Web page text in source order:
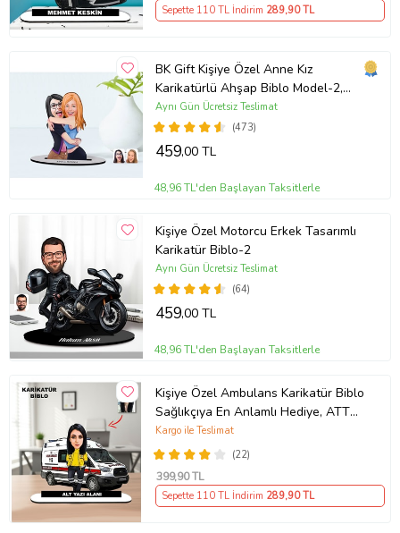
Sepette 110 TL İndirim 289,90 TL
BK Gift Kişiye Özel Anne Kız
Karikatürlü Ahşap Biblo Model-2,
Anneye Hediye, Doğum Günü
Hediyesi (Beyaz)
(473)
Aynı Gün Ücretsiz Teslimat
459,00 TL
48,96 TL'den Başlayan Taksitlerle
Kişiye Özel Motorcu Erkek Tasarımlı
Karikatür Biblo-2
(64)
Aynı Gün Ücretsiz Teslimat
459,00 TL
48,96 TL'den Başlayan Taksitlerle
Kişiye Özel Ambulans Karikatür Biblo
Sağlıkçıya En Anlamlı Hediye, ATT
teknisyeni hediyesi
(22)
Kargo ile Teslimat
399,90 TL
Sepette 110 TL İndirim 289,90 TL